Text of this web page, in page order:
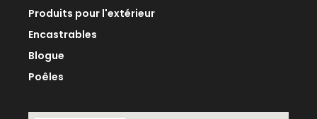
Produits pour l'extérieur
Encastrables
Blogue
Poêles